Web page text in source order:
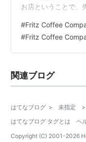
お店ということで、
スメ度は星５つで
囲気・清潔感は？
か？ ★★★★☆ 家族
ました。 ベーカリー
グすると最高で…
#Fritz Coffee
#Fritz Coffee
関連ブログ
はてなブログ > 未指定 >
はてなブログ タグとは
ヘ
Copyright (C) 2001-2026